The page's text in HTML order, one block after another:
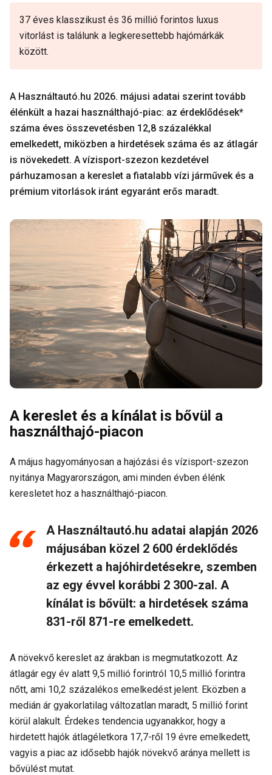
37 éves klasszikust és 36 millió forintos luxus
vitorlást is találunk a legkeresettebb hajómárkák
között.
A Használtautó.hu 2026. májusi adatai szerint tovább
élénkült a hazai használthajó-piac: az érdeklődések*
száma éves összevetésben 12,8 százalékkal
emelkedett, miközben a hirdetések száma és az átlagár
is növekedett. A vízisport-szezon kezdetével
párhuzamosan a kereslet a fiatalabb vízi járművek és a
prémium vitorlások iránt egyaránt erős maradt.
A kereslet és a kínálat is bővül a
használthajó-piacon
A május hagyományosan a hajózási és vízisport-szezon
nyitánya Magyarországon, ami minden évben élénk
keresletet hoz a használthajó-piacon.
A Használtautó.hu adatai alapján 2026
májusában közel 2 600 érdeklődés
érkezett a hajóhirdetésekre, szemben
az egy évvel korábbi 2 300-zal. A
kínálat is bővült: a hirdetések száma
831-ről 871-re emelkedett.
A növekvő kereslet az árakban is megmutatkozott. Az
átlagár egy év alatt 9,5 millió forintról 10,5 millió forintra
nőtt, ami 10,2 százalékos emelkedést jelent. Eközben a
medián ár gyakorlatilag változatlan maradt, 5 millió forint
körül alakult. Érdekes tendencia ugyanakkor, hogy a
hirdetett hajók átlagéletkora 17,7-ről 19 évre emelkedett,
vagyis a piac az idősebb hajók növekvő aránya mellett is
bővülést mutat.